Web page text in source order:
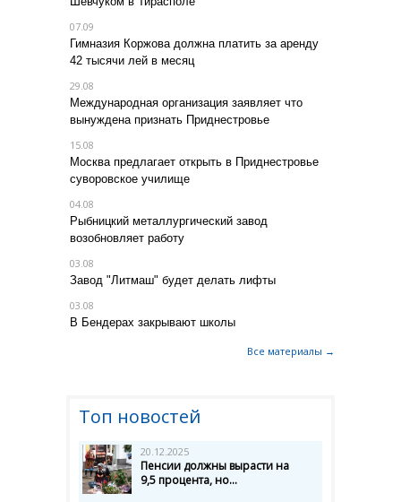
07.09
Гимназия Коржова должна платить за аренду
42 тысячи лей в месяц
29.08
Международная организация заявляет что
вынуждена признать Приднестровье
15.08
Москва предлагает открыть в Приднестровье
суворовское училище
04.08
Рыбницкий металлургический завод
возобновляет работу
03.08
Завод "Литмаш" будет делать лифты
03.08
В Бендерах закрывают школы
Все материалы →
Топ новостей
20.12.2025
Пенсии должны вырасти на
9,5 процента, но...